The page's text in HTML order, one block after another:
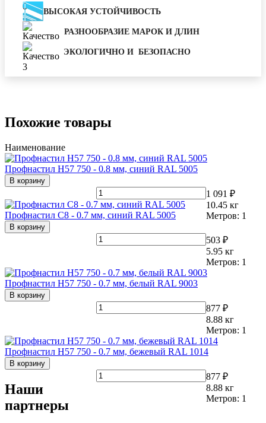
ВЫСОКАЯ УСТОЙЧИВОСТЬ
РАЗНООБРАЗИЕ МАРОК И ДЛИН
ЭКОЛОГИЧНО И БЕЗОПАСНО
Похожие товары
Наименование
Профнастил Н57 750 - 0.8 мм, синий RAL 5005
В корзину
1 091 ₽
10.45 кг
Метров: 1
Профнастил С8 - 0.7 мм, синий RAL 5005
В корзину
503 ₽
5.95 кг
Метров: 1
Профнастил Н57 750 - 0.7 мм, белый RAL 9003
В корзину
877 ₽
8.88 кг
Метров: 1
Профнастил Н57 750 - 0.7 мм, бежевый RAL 1014
В корзину
877 ₽
8.88 кг
Метров: 1
Наши
партнеры